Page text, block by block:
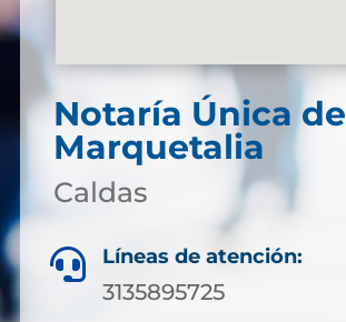
Notaría Única de
Marquetalia
Caldas
 Líneas de atención:
3135895725